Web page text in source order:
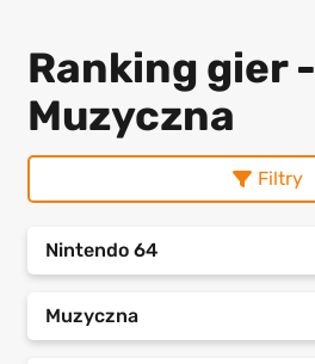
Ranking gier -
Muzyczna
Filtry
Nintendo 64
Muzyczna